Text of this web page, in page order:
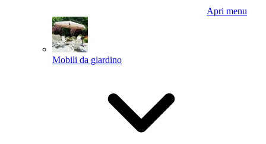
Apri menu
Mobili da giardino